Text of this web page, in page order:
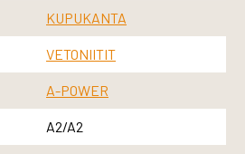
KUPUKANTA
VETONIITIT
A-POWER
A2/A2